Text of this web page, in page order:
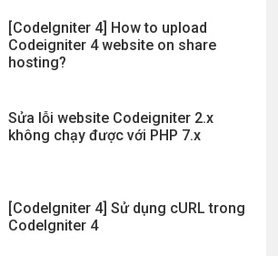
[CodeIgniter 4] How to upload
Codeigniter 4 website on share
hosting?
Sửa lỗi website Codeigniter 2.x
không chạy được với PHP 7.x
[CodeIgniter 4] Sử dụng cURL trong
CodeIgniter 4